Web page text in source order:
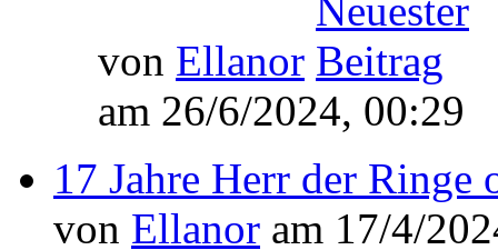
von Ellanor
am 26/6/2024, 00:29
17 Jahre Herr der Ringe
von Ellanor am 17/4/